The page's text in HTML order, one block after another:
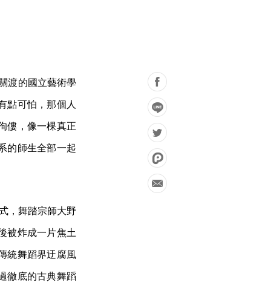
渡的國立藝術學
點可怕，那個人
僂，像一棵真正
的師生全部一起
，舞踏宗師大野
被炸成一片焦土
統舞蹈界迂腐風
徹底的古典舞蹈